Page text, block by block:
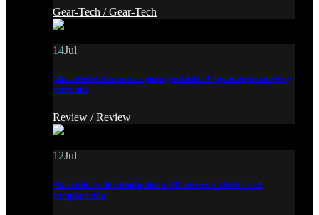
Gear-Tech /Gear-Tech
14Jul
Micrófonos dinámicos para podcasts: 4 opciones para voz y
cercanía
Review /Review
12Jul
Auriculares de estudio hasta 200 euros: 4 clásicos en
comparación